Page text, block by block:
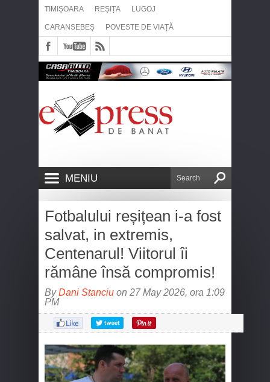
TIMIȘOARA REȘIȚA LUGOJ
CARANSEBEȘ POVESTE DE VIAȚĂ
MENIU
Fotbalului reșițean i-a fost
salvat, in extremis,
Centenarul! Viitorul îi
rămâne însă compromis!
ByDani Stanciu on 27 May 2026, ora 1:09
PM